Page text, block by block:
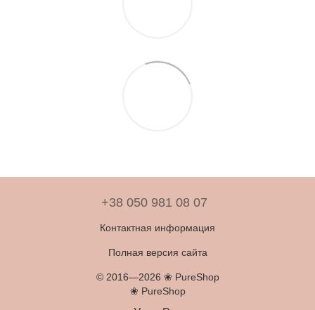
+38 050 981 08 07
Контактная информация
Полная версия сайта
© 2016—2026 ❀ PureShop
❀ PureShop